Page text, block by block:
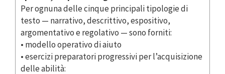
Per ognuna delle cinque principali tipologie di
testo — narrativo, descrittivo, espositivo,
argomentativo e regolativo — sono forniti:
• modello operativo di aiuto
• esercizi preparatori progressivi per l’acquisizione
delle abilità: